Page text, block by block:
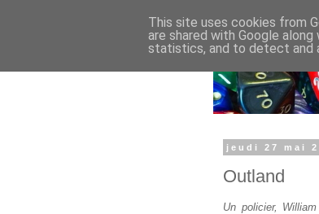
jeudi 27 mai
Outland
Un policier,
This site uses cookies from
are shared with Google
statistics, and to detect and